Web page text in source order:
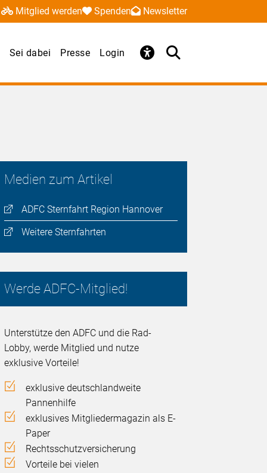
Mitglied werden Spenden Newsletter
Sei dabei Presse Login
Medien zum Artikel
ADFC Sternfahrt Region Hannover
Weitere Sternfahrten
Werde ADFC-Mitglied!
Unterstütze den ADFC und die Rad-
Lobby, werde Mitglied und nutze
exklusive Vorteile!
exklusive deutschlandweite
Pannenhilfe
exklusives Mitgliedermagazin als E-
Paper
Rechtsschutzversicherung
Vorteile bei vielen